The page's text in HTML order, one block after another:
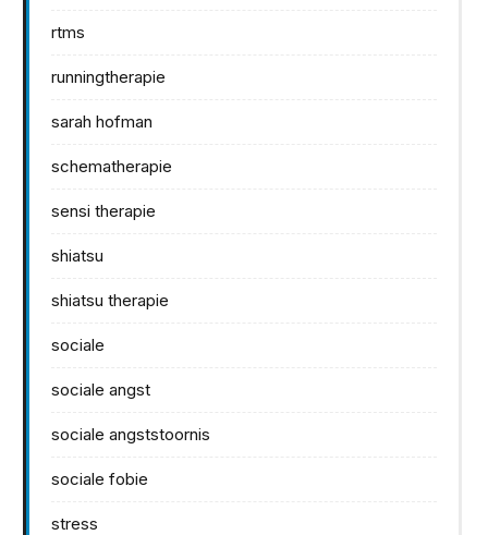
rtms
runningtherapie
sarah hofman
schematherapie
sensi therapie
shiatsu
shiatsu therapie
sociale
sociale angst
sociale angststoornis
sociale fobie
stress